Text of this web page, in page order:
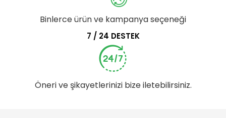
Binlerce ürün ve kampanya seçeneği
7 / 24 DESTEK
Öneri ve şikayetlerinizi bize iletebilirsiniz.